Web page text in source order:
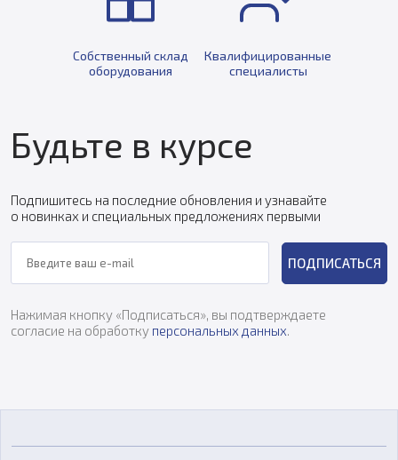
Собственный склад
оборудования
Квалифицированные
специалисты
Будьте в курсе
Подпишитесь на последние обновления и узнавайте
о новинках и специальных предложениях первыми
ПОДПИСАТЬСЯ
Нажимая кнопку «Подписаться», вы подтверждаете
согласие на обработку персональных данных.